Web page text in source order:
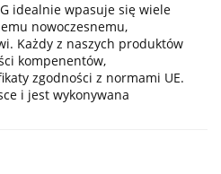
idealnie wpasuje się wiele
nowoczesnemu,
Każdy z naszych produktów
kompenentów,
zgodności z normami UE.
i jest wykonywana